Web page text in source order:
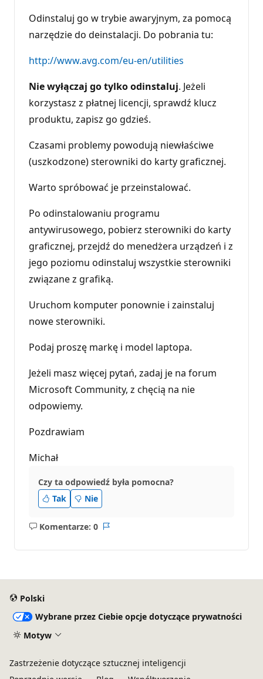
Odinstaluj go w trybie awaryjnym, za pomocą
narzędzie do deinstalacji. Do pobrania tu:
http://www.avg.com/eu-en/utilities
Nie wyłączaj gotylko odinstaluj. Jeżeli
korzystasz z płatnej licencji, sprawdź klucz
produktu, zapisz go gdzieś.
Czasami problemy powodują niewłaściwe
(uszkodzone) sterowniki do karty graficznej.
Warto spróbować je przeinstalować.
Po odinstalowaniu programu
antywirusowego, pobierz sterowniki do karty
graficznej, przejdź do menedżera urządzeń i z
jego poziomu odinstaluj wszystkie sterowniki
związane z grafiką.
Uruchom komputer ponownie i zainstaluj
nowe sterowniki.
Podaj proszę markę i model laptopa.
Jeżeli masz więcej pytań, zadaj je na forum
Microsoft Community, z chęcią na nie
odpowiemy.
Pozdrawiam
Michał
Czy ta odpowiedź była pomocna?
Tak
Nie
Komentarze: 0
Brak
Polski
Wybrane przez Ciebie opcje dotyczące prywatności
Motyw
Zastrzeżenie dotyczące sztucznej inteligencji